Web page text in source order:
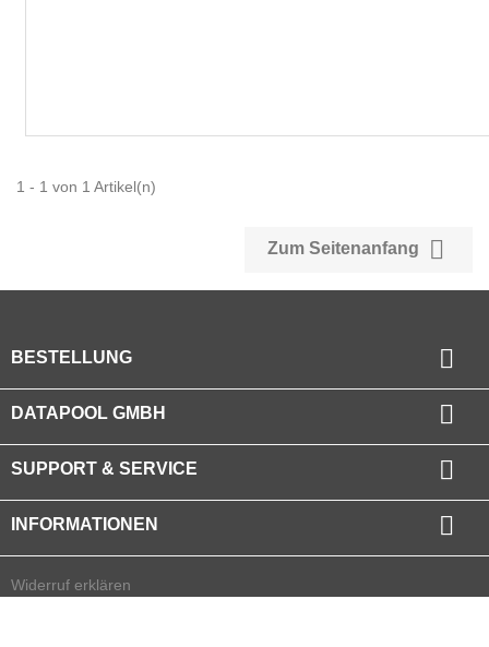
1 - 1 von 1 Artikel(n)
Zum Seitenanfang 
BESTELLUNG 
DATAPOOL GMBH 
SUPPORT & SERVICE 
INFORMATIONEN 
Widerruf erklären